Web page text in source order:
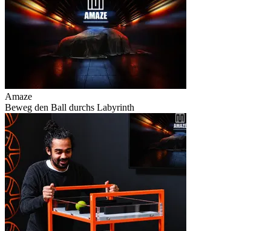
Amaze
Beweg den Ball durchs Labyrinth